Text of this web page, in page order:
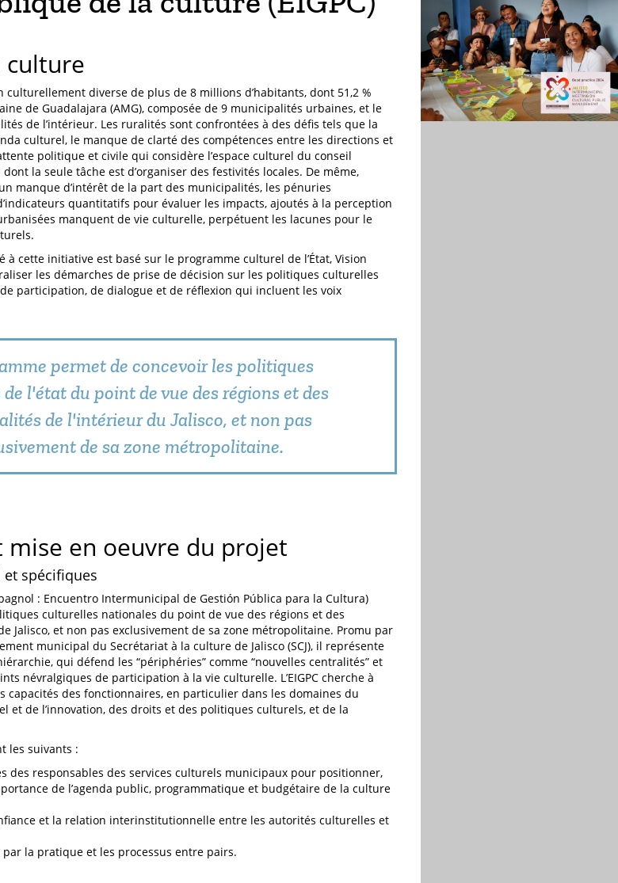
culture
culturellement diverse de plus de 8 millions d’habitants, dont 51,2 %
de Guadalajara (AMG), composée de 9 municipalités urbaines, et le
de l’intérieur. Les ruralités sont confrontées à des défis tels que la
culturel, le manque de clarté des compétences entre les directions et
politique et civile qui considère l’espace culturel du conseil
la seule tâche est d’organiser des festivités locales. De même,
manque d’intérêt de la part des municipalités, les pénuries
quantitatifs pour évaluer les impacts, ajoutés à la perception
manquent de vie culturelle, perpétuent les lacunes pour le
à cette initiative est basé sur le programme culturel de l’État, Vision
les démarches de prise de décision sur les politiques culturelles
participation, de dialogue et de réflexion qui incluent les voix
permet de concevoir les politiques
l'état du point de vue des régions et des
de l'intérieur du Jalisco, et non pas
de sa zone métropolitaine.
mise en oeuvre du projet
spécifiques
: Encuentro Intermunicipal de Gestión Pública para la Cultura)
culturelles nationales du point de vue des régions et des
Jalisco, et non pas exclusivement de sa zone métropolitaine. Promu par
municipal du Secrétariat à la culture de Jalisco (SCJ), il représente
qui défend les “périphéries” comme “nouvelles centralités” et
névralgiques de participation à la vie culturelle. L’EIGPC cherche à
capacités des fonctionnaires, en particulier dans les domaines du
et de l’innovation, des droits et des politiques culturels, et de la
les suivants :
des responsables des services culturels municipaux pour positionner,
de l’agenda public, programmatique et budgétaire de la culture
et la relation interinstitutionnelle entre les autorités culturelles et
par la pratique et les processus entre pairs.